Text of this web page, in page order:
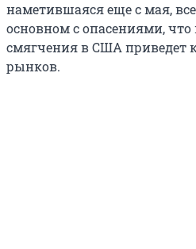
наметившаяся еще с мая,
основном с опасениями,
смягчения в США приведет
рынков.